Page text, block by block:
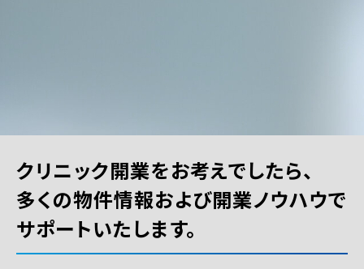
クリニック開業をお考えでしたら、
多くの物件情報および開業ノウハウで
サポートいたします。